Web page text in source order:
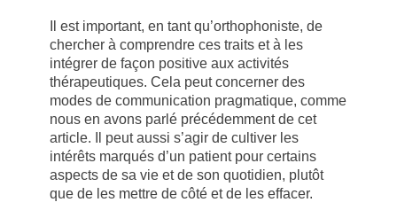
Il est important, en tant qu’orthophoniste, de
chercher à comprendre ces traits et à les
intégrer de façon positive aux activités
thérapeutiques. Cela peut concerner des
modes de communication pragmatique, comme
nous en avons parlé précédemment de cet
article. Il peut aussi s’agir de cultiver les
intérêts marqués d’un patient pour certains
aspects de sa vie et de son quotidien, plutôt
que de les mettre de côté et de les effacer.